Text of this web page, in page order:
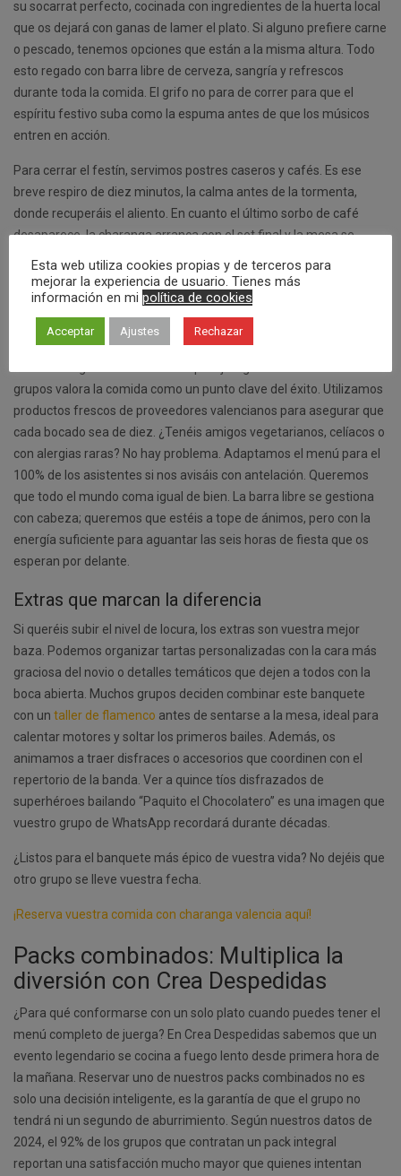
su socarrat perfecto, cocinada con ingredientes de la huerta local
que os dejará con ganas de lamer el plato. Si alguno prefiere carne
o pescado, tenemos opciones que están a la misma altura. Todo
esto regado con barra libre de cerveza, sangría y refrescos
durante toda la comida. El grifo no para de correr para que el
espíritu festivo suba como la espuma antes de que los músicos
entren en acción.
Para cerrar el festín, servimos postres caseros y cafés. Es ese
breve respiro de diez minutos, la calma antes de la tormenta,
donde recuperáis el aliento. En cuanto el último sorbo de café
desaparece, la charanga arranca con el set final y la mesa se
comer, beber y saltar sin transiciones aburridas.
La gastronomía como base del planazo
No descuidamos la calidad ni un milímetro porque sabemos que
grupos valora la comida como un punto clave del éxito. Utilizamos
productos frescos de proveedores valencianos para asegurar que
cada bocado sea de diez. ¿Tenéis amigos vegetarianos, celíacos o
con alergias raras? No hay problema. Adaptamos el menú para el
100% de los asistentes si nos avisáis con antelación. Queremos
que todo el mundo coma igual de bien. La barra libre se gestiona
con cabeza; queremos que estéis a tope de ánimos, pero con la
energía suficiente para aguantar las seis horas de fiesta que os
esperan por delante.
Extras que marcan la diferencia
Si queréis subir el nivel de locura, los extras son vuestra mejor
baza. Podemos organizar tartas personalizadas con la cara más
graciosa del novio o detalles temáticos que dejen a todos con la
boca abierta. Muchos grupos deciden combinar este banquete
con un taller de flamenco antes de sentarse a la mesa, ideal para
calentar motores y soltar los primeros bailes. Además, os
animamos a traer disfraces o accesorios que coordinen con el
repertorio de la banda. Ver a quince tíos disfrazados de
superhéroes bailando “Paquito el Chocolatero” es una imagen que
vuestro grupo de WhatsApp recordará durante décadas.
¿Listos para el banquete más épico de vuestra vida? No dejéis que
otro grupo se lleve vuestra fecha.
¡Reserva vuestra comida con charanga valencia aquí!
Packs combinados: Multiplica la
diversión con Crea Despedidas
¿Para qué conformarse con un solo plato cuando puedes tener el
menú completo de juerga? En Crea Despedidas sabemos que un
evento legendario se cocina a fuego lento desde primera hora de
la mañana. Reservar uno de nuestros packs combinados no es
solo una decisión inteligente, es la garantía de que el grupo no
tendrá ni un segundo de aburrimiento. Según nuestros datos de
2024, el 92% de los grupos que contratan un pack integral
reportan una satisfacción mucho mayor que quienes intentan
Esta web utiliza cookies propias y de terceros para
mejorar la experiencia de usuario. Tienes más
información en mi política de cookies
Acceptar Ajustes Rechazar